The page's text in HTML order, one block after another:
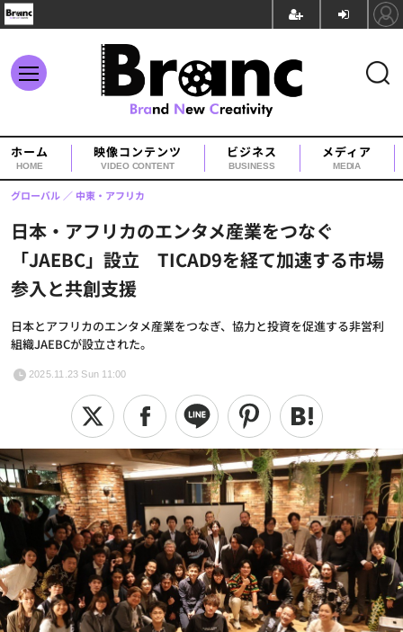
ホーム
HOME
映像コンテンツ
VIDEO CONTENT
ビジネス
BUSINESS
メディア
MEDIA
日本・アフリカのエンタメ産業をつなぐ
「JAEBC」設立 TICAD9を経て加速する市場
参入と共創支援
日本とアフリカのエンタメ産業をつなぎ、協力と投資を促進する非営利
組織JAEBCが設立された。
グローバル 中東・アフリカ
2025.11.23 Sun 11:00